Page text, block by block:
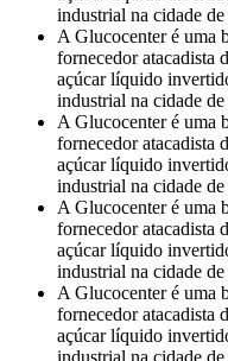
industrial na cidade
A Glucocenter é uma
fornecedor atacadista
açúcar líquido
industrial na cidade
A Glucocenter é uma
fornecedor atacadista
açúcar líquido
industrial na cidade
A Glucocenter é uma
fornecedor atacadista
açúcar líquido
industrial na cidade
A Glucocenter é uma
fornecedor atacadista
açúcar líquido
industrial na cidade